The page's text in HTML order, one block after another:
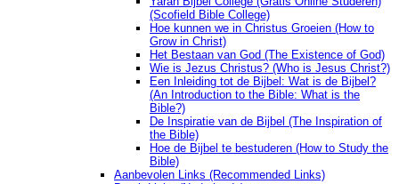
(Scofield Bible College)
Hoe kunnen we in Christus Groeien (How to
Grow in Christ)
Het Bestaan ​​van God (The Existence of God)
Wie is Jezus Christus? (Who is Jesus Christ?)
Een Inleiding tot de Bijbel: Wat is de Bijbel?
(An Introduction to the Bible: What is the
Bible?)
De Inspiratie van de Bijbel (The Inspiration of
the Bible)
Hoe de Bijbel te bestuderen (How to Study the
Bible)
Aanbevolen Links (Recommended Links)